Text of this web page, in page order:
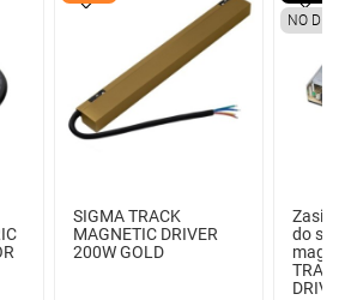
SIGMA TRACK
MAGNETIC DRIVER
200W GOLD
NO DIMM
do
TRACK